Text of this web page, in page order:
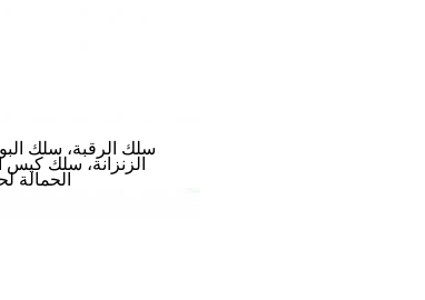
سلك الرقبة، سلك
الزنزانة، سلك
الحمالة